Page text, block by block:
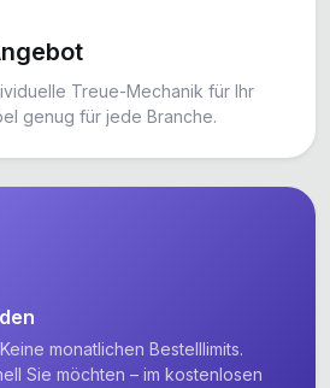
Treue-Mechanik für Ihr
genug für jede Branche.
monatlichen Bestelllimits.
Sie möchten – im kostenlosen